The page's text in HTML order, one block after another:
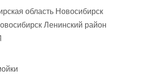
область Новосибирск
Ленинский район